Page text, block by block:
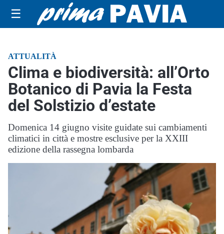
☰
ATTUALITÀ
Clima e biodiversità: all’Orto
Botanico di Pavia la Festa
del Solstizio d’estate
Domenica 14 giugno visite guidate sui cambiamenti
climatici in città e mostre esclusive per la XXIII
edizione della rassegna lombarda